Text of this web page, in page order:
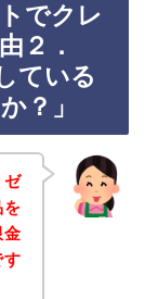
でクレ
２．
ている
？」
ゼ
を
金
す